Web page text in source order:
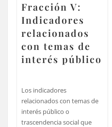
Fracción V:
Indicadores
relacionados
con temas de
interés público
Los indicadores
relacionados con temas de
interés público o
trascendencia social que